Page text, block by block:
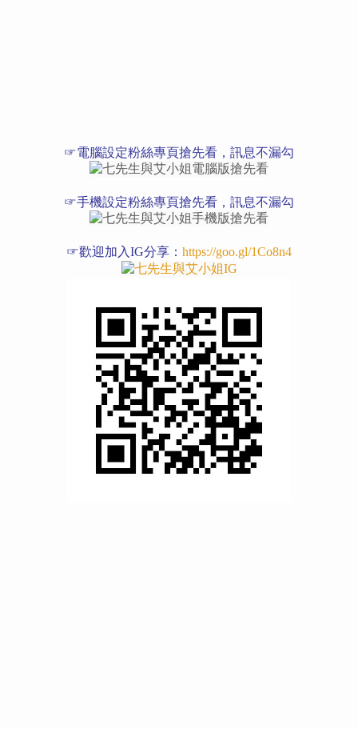
☞電腦設定粉絲專頁搶先看，訊息不漏勾
☞手機設定粉絲專頁搶先看，訊息不漏勾
☞歡迎加入IG分享： https://goo.gl/1Co8n4